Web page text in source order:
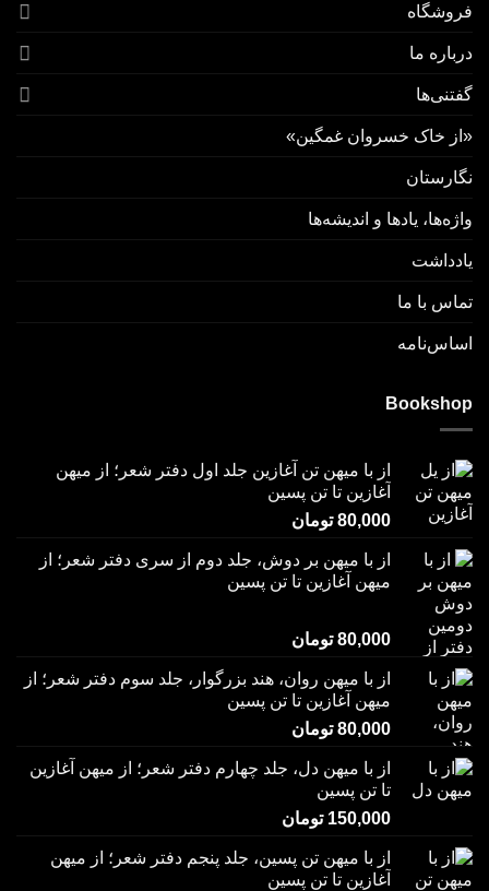
فروشگاه
درباره ما
گفتنی‌ها
«از خاک خسروان غمگین»
نگارستان
واژه‌ها، یادها و اندیشه‌ها
یادداشت
تماس با ما
اسا‌س‌نامه
Bookshop
از با میهن تن آغازین جلد اول دفتر شعر؛ از میهن
آغازین تا تن پسین
80,000 تومان
از با میهن بر دوش، جلد دوم از سری دفتر شعر؛ از
میهن آغازین تا تن پسین
امتیاز5.0080,000 تومان
از با میهن روان، هند بزرگوار، جلد سوم دفتر شعر؛ از
میهن آغازین تا تن پسین
80,000 تومان
از با میهن دل، جلد چهارم دفتر شعر؛ از میهن آغازین
تا تن پسین
150,000 تومان
از با میهن تن پسین، جلد پنجم دفتر شعر؛ از میهن
آغازین تا تن پسین